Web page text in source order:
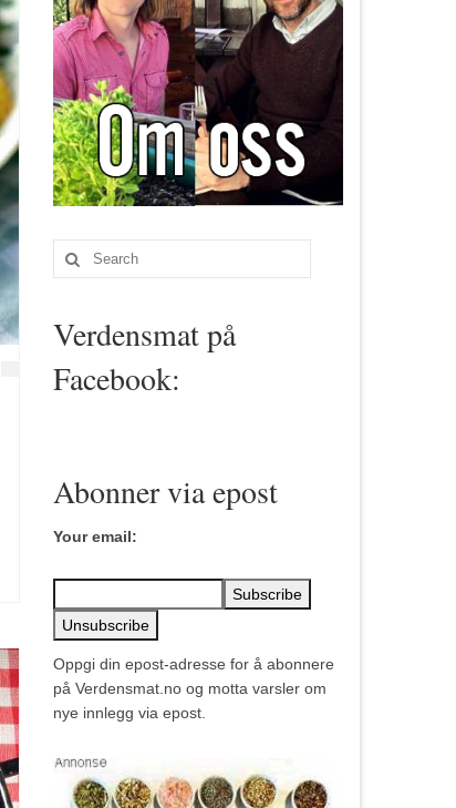
Search
for:
Verdensmat på
Facebook:
Abonner via epost
Your email:
Oppgi din epost-adresse for å abonnere
på Verdensmat.no og motta varsler om
nye innlegg via epost.